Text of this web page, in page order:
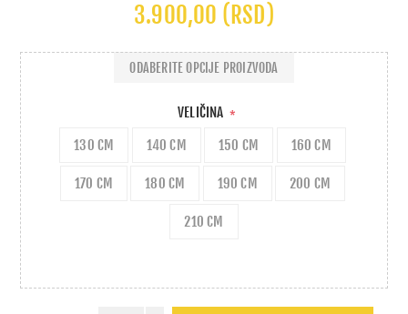
3.900,00 (RSD)
VELIČINA *
130 CM 140 CM 150 CM 160 CM
170 CM 180 CM 190 CM 200 CM
210 CM
ODABERITE OPCIJE PROIZVODA